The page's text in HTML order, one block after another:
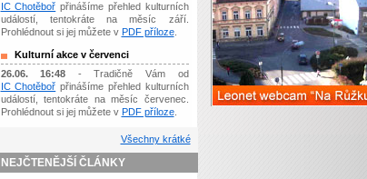
IC Chotěboř přinášíme přehled kulturních
událostí, tentokráte na měsíc září.
Prohlédnout si jej můžete v PDF příloze.
Kulturní akce v červenci
26.06. 16:48 - Tradičně Vám od
IC Chotěboř přinášíme přehled kulturních
událostí, tentokráte na měsíc červenec.
Prohlédnout si jej můžete v PDF příloze.
Všechny krátké
NEJČTENĚJŠÍ ČLÁNKY